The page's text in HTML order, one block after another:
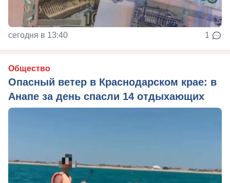
сегодня в 13:40 1
Общество
Опасный ветер в Краснодарском крае: в
Анапе за день спасли 14 отдыхающих